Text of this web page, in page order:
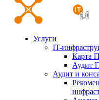
Услуги
IT-
Карта
Аудит
Аудит и